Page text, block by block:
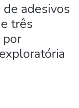
adesivos
três